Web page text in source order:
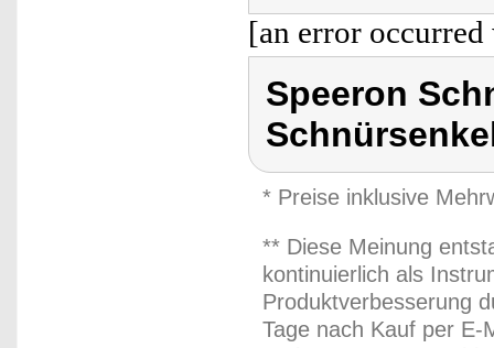
[an error
Speeron
* Preise inklusive
** Diese Meinung
kontinuierlich als
Produktverbesserung
Tage nach Kauf per E-